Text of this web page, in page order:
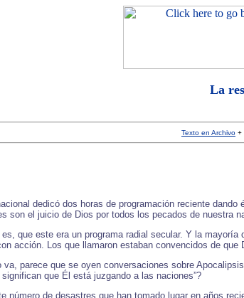
La
Texto en Archivo +
dedicó dos horas de programación reciente
son el juicio de Dios por todos los pecados de nuestra
es, que este era un programa radial secular. Y la
acción. Los que llamaron estaban convencidos de
va, parece que se oyen conversaciones sobre
que Él está juzgando a las naciones”?
número de desastres que han tomado lugar en años